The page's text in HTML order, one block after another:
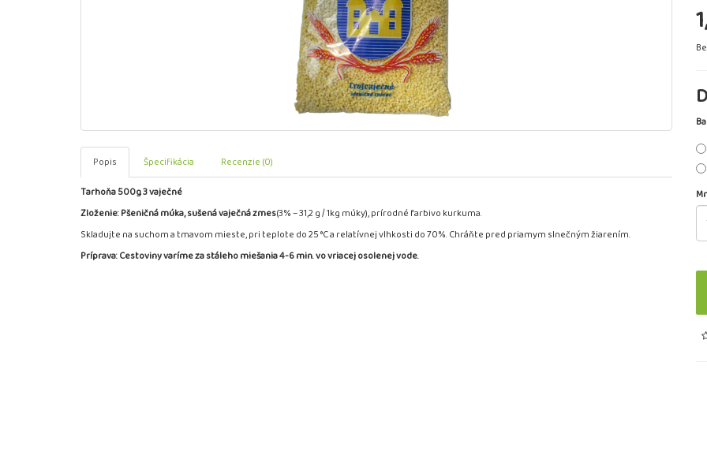
Popis Špecifikácia
Recenzie (0)
Tarhoňa 500g 3 vaječné
Zloženie: Pšeničná múka, sušená vaječná zmes(3% – 31,2 g / 1kg múky), prírodné farbivo kurkuma.
Skladujte na suchom a tmavom mieste, pri teplote do 25 °C a relatívnej vlhkosti do 70%. Chráňte pred priamym slnečným žiarením.
Príprava:Cestoviny varíme za stáleho miešania 4-6 min. vo vriacej osolenej vode.